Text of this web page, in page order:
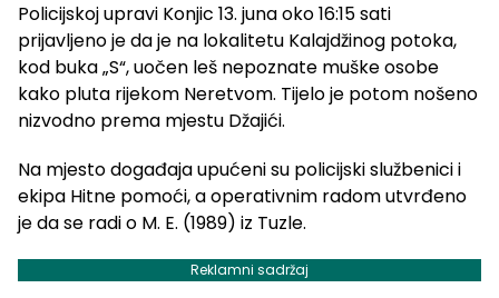
Policijskoj upravi Konjic 13. juna oko 16:15 sati
prijavljeno je da je na lokalitetu Kalajdžinog potoka,
kod buka „S“, uočen leš nepoznate muške osobe
kako pluta rijekom Neretvom. Tijelo je potom nošeno
nizvodno prema mjestu Džajići.
Na mjesto događaja upućeni su policijski službenici i
ekipa Hitne pomoći, a operativnim radom utvrđeno
je da se radi o M. E. (1989) iz Tuzle.
Reklamni sadržaj